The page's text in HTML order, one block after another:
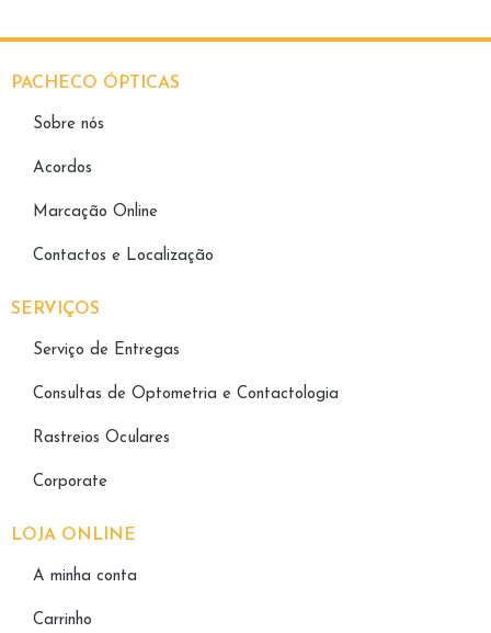
PACHECO ÓPTICAS
Sobre nós
Acordos
Marcação Online
Contactos e Localização
SERVIÇOS
Serviço de Entregas
Consultas de Optometria e Contactologia​
Rastreios Oculares
Corporate
LOJA ONLINE
A minha conta
Carrinho